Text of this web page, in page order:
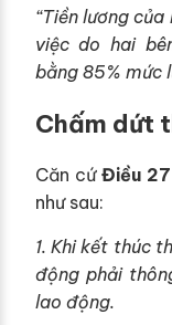
“Tiền lương
việc do hai
bằng 85% mức
Chấm dứt
Căn cứĐiều 27
như sau:
1. Khi kết thúc
động phải
lao động.